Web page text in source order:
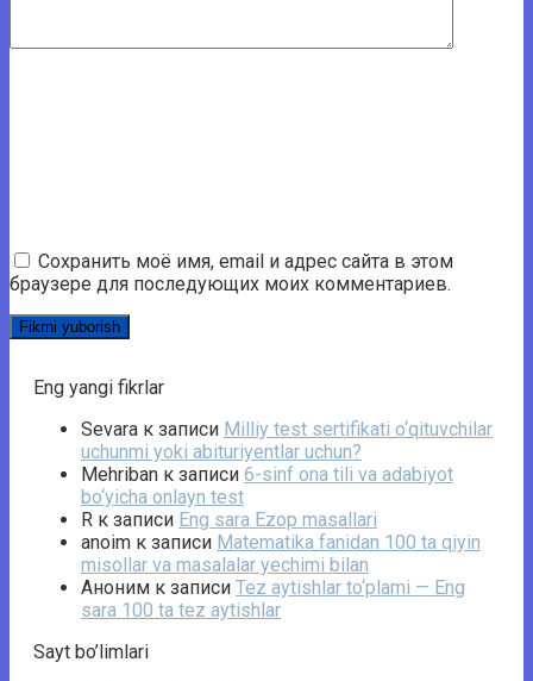
Сохранить моё имя, email и адрес сайта в этом
браузере для последующих моих комментариев.
Eng yangi fikrlar
Sevara к записи Milliy test sertifikati o‘qituvchilar
uchunmi yoki abituriyentlar uchun?
Mehriban к записи 6-sinf ona tili va adabiyot
bo‘yicha onlayn test
R к записи Eng sara Ezop masallari
anoim к записи Matematika fanidan 100 ta qiyin
misollar va masalalar yechimi bilan
Аноним к записи Tez aytishlar to‘plami — Eng
sara 100 ta tez aytishlar
Sayt bo’limlari